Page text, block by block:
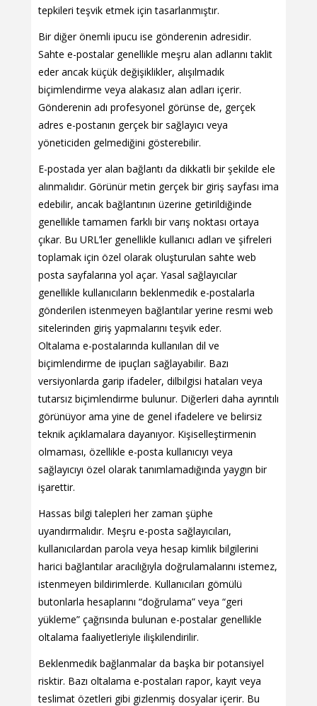
tepkileri teşvik etmek için tasarlanmıştır.
Bir diğer önemli ipucu ise gönderenin adresidir.
Sahte e-postalar genellikle meşru alan adlarını taklit
eder ancak küçük değişiklikler, alışılmadık
biçimlendirme veya alakasız alan adları içerir.
Gönderenin adı profesyonel görünse de, gerçek
adres e-postanın gerçek bir sağlayıcı veya
yöneticiden gelmediğini gösterebilir.
E-postada yer alan bağlantı da dikkatli bir şekilde ele
alınmalıdır. Görünür metin gerçek bir giriş sayfası ima
edebilir, ancak bağlantının üzerine getirildiğinde
genellikle tamamen farklı bir varış noktası ortaya
çıkar. Bu URL’ler genellikle kullanıcı adları ve şifreleri
toplamak için özel olarak oluşturulan sahte web
posta sayfalarına yol açar. Yasal sağlayıcılar
genellikle kullanıcıların beklenmedik e-postalarla
gönderilen istenmeyen bağlantılar yerine resmi web
sitelerinden giriş yapmalarını teşvik eder.
Oltalama e-postalarında kullanılan dil ve
biçimlendirme de ipuçları sağlayabilir. Bazı
versiyonlarda garip ifadeler, dilbilgisi hataları veya
tutarsız biçimlendirme bulunur. Diğerleri daha ayrıntılı
görünüyor ama yine de genel ifadelere ve belirsiz
teknik açıklamalara dayanıyor. Kişiselleştirmenin
olmaması, özellikle e-posta kullanıcıyı veya
sağlayıcıyı özel olarak tanımlamadığında yaygın bir
işarettir.
Hassas bilgi talepleri her zaman şüphe
uyandırmalıdır. Meşru e-posta sağlayıcıları,
kullanıcılardan parola veya hesap kimlik bilgilerini
harici bağlantılar aracılığıyla doğrulamalarını istemez,
istenmeyen bildirimlerde. Kullanıcıları gömülü
butonlarla hesaplarını “doğrulama” veya “geri
yükleme” çağrısında bulunan e-postalar genellikle
oltalama faaliyetleriyle ilişkilendirilir.
Beklenmedik bağlanmalar da başka bir potansiyel
risktir. Bazı oltalama e-postaları rapor, kayıt veya
teslimat özetleri gibi gizlenmiş dosyalar içerir. Bu